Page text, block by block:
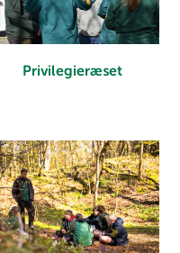
Privilegieræset